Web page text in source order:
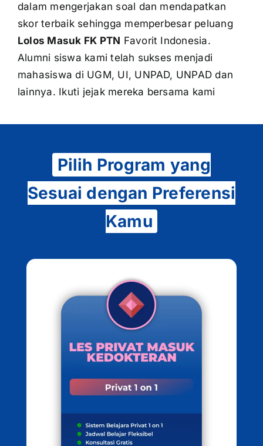
dalam mengerjakan soal dan mendapatkan
skor terbaik sehingga memperbesar peluang
Lolos Masuk FK PTN Favorit Indonesia.
Alumni siswa kami telah sukses menjadi
mahasiswa di UGM, UI, UNPAD, UNPAD dan
lainnya. Ikuti jejak mereka bersama kami
Pilih Program yang
Sesuai dengan Preferensi
Kamu